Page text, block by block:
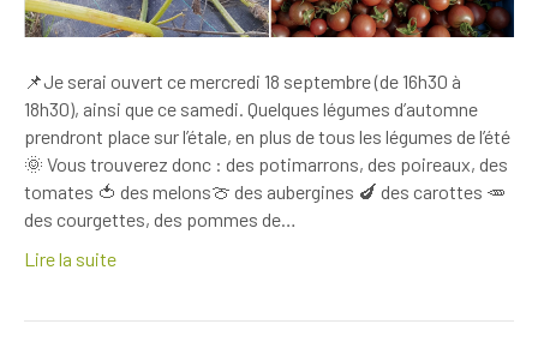
📌Je serai ouvert ce mercredi 18 septembre (de 16h30 à
18h30), ainsi que ce samedi. Quelques légumes d’automne
prendront place sur l’étale, en plus de tous les légumes de l’été
🌞 Vous trouverez donc : des potimarrons, des poireaux, des
tomates 🍅 des melons🍈 des aubergines 🍆 des carottes 🥕
des courgettes, des pommes de…
Lire la suite